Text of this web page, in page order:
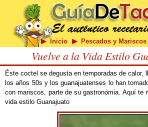
Inicio Pescados y Mariscos
Vuelve a la Vida Estilo
Éste coctel se degusta en temporadas de calor,
los años 50s y los guanajuatenses lo han
con mariscos, parte de su gastronómia. Aquí te
vida estilo Guanajuato